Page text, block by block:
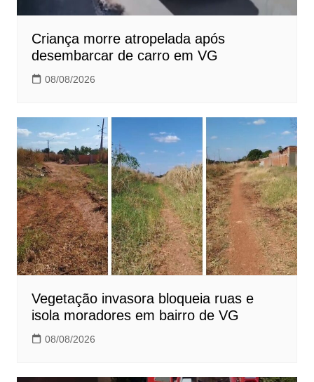
Criança morre atropelada após
desembarcar de carro em VG
08/08/2026
Vegetação invasora bloqueia ruas e
isola moradores em bairro de VG
08/08/2026